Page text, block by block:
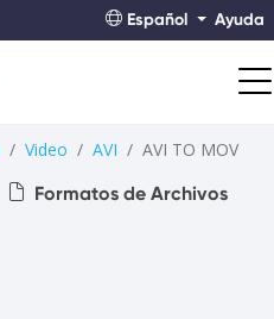
Español Ayuda
Video AVI
AVI TO MOV
Formatos de Archivos